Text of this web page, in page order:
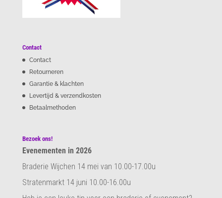
Contact
Contact
Retourneren
Garantie & klachten
Levertijd & verzendkosten
Betaalmethoden
Bezoek ons!
Evenementen in 2026
Braderie Wijchen 14 mei van 10.00-17.00u
Stratenmarkt 14 juni 10.00-16.00u